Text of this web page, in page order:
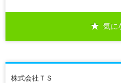
気に
株式会社ＴＳ